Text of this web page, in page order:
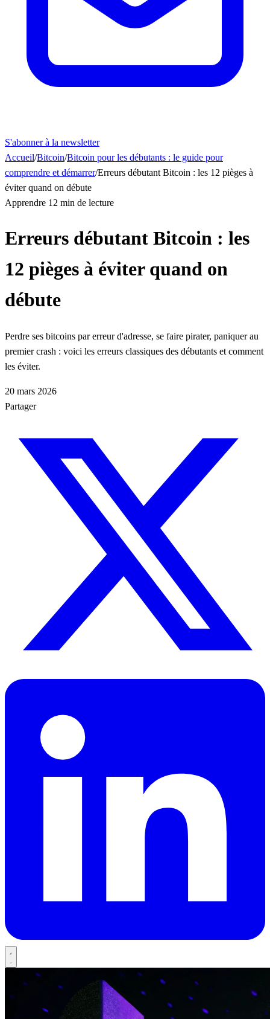
S'abonner à la newsletter
Accueil/Bitcoin/Bitcoin pour les débutants : le guide pour
comprendre et démarrer/Erreurs débutant Bitcoin : les 12 pièges à
éviter quand on débute
Apprendre 12 min de lecture
Erreurs débutant Bitcoin : les
12 pièges à éviter quand on
débute
Perdre ses bitcoins par erreur d'adresse, se faire pirater, paniquer au
premier crash : voici les erreurs classiques des débutants et comment
les éviter.
20 mars 2026
Partager